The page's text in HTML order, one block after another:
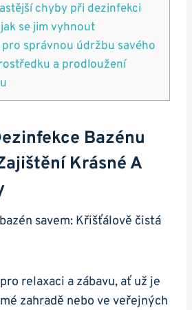
chyby při dezinfekci
se jim vyhnout
správnou údržbu savého
a prodloužení
Bazénu
Krásné A
savem: Křišťálově čistá
relaxaci a zábavu, ať už je
zahradě nebo ve veřejných